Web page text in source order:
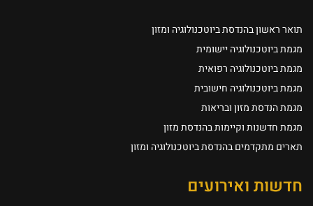
תואר ראשון בהנדסת ביוטכנולוגיה ומזון
מגמת ביוטכנולוגיה יישומית
מגמת ביוטכנולוגיה רפואית
מגמת ביוטכנולוגיה חישובית
מגמת הנדסת מזון ובריאות
מגמת חדשנות וקיימות בהנדסת מזון
תארים מתקדמים בהנדסת ביוטכנולוגיה ומזון
חדשות ואירועים